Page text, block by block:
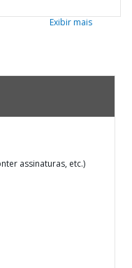
Exibir mais
assinaturas, etc.)